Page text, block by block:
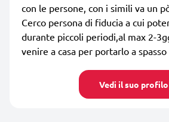
con le persone, con i simili va un
Cerco persona di fiducia a cui
durante piccoli periodi,al max 2-
venire a casa per portarlo a spasso
Vedi il suo profilo